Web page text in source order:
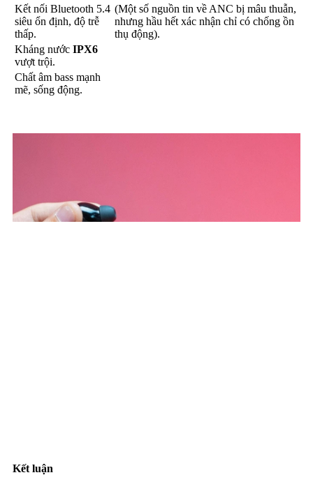
Kết nối Bluetooth 5.4
siêu ổn định, độ trễ
thấp.
(Một số nguồn tin về ANC bị mâu thuẫn,
nhưng hầu hết xác nhận chỉ có chống ồn
thụ động).
Kháng nước IPX6
vượt trội.
Chất âm bass mạnh
mẽ, sống động.
Kết luận